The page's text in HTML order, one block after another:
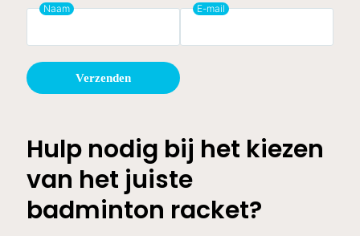
Naam E-mail
Verzenden
Hulp nodig bij het kiezen
van het juiste
badminton racket?